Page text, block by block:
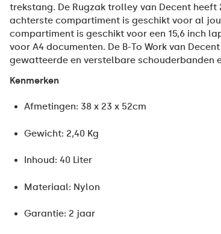
trekstang. De Rugzak trolley van Decent
achterste compartiment is geschikt voor al
compartiment is geschikt voor een 15,6 inch
voor A4 documenten. De B-To Work van
gewatteerde en verstelbare schouderbanden
Kenmerken
Afmetingen: 38 x 23 x 52cm
Gewicht: 2,40 Kg
Inhoud: 40 Liter
Materiaal: Nylon
Garantie: 2 jaar